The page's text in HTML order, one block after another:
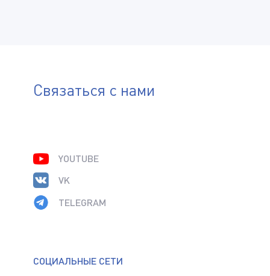
Связаться с нами
СОЦИАЛЬНЫЕ СЕТИ
YOUTUBE
VK
TELEGRAM